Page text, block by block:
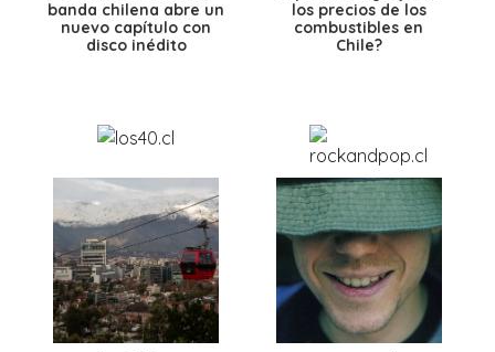
banda chilena abre un
nuevo capítulo con
disco inédito
los precios de los
combustibles en
Chile?